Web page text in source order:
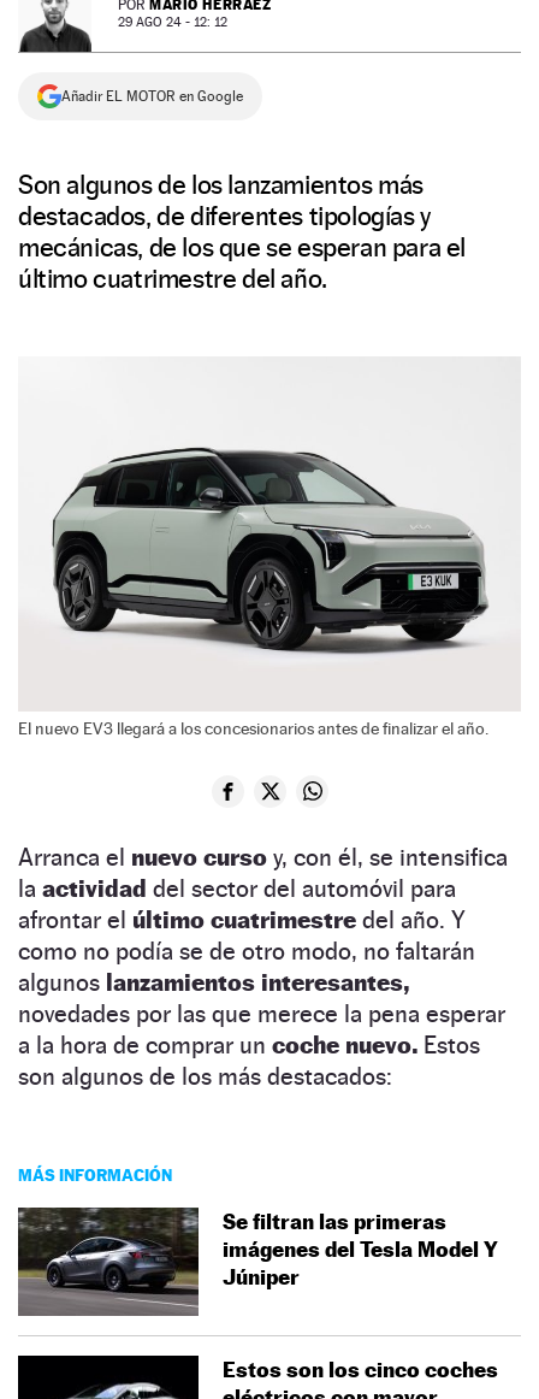
NEWSLETTER
SÍGUENOS
POR MARIO HERRÁEZ
29 AGO 24 - 12: 12
Añadir EL MOTOR en Google
Son algunos de los lanzamientos más
destacados, de diferentes tipologías y
mecánicas, de los que se esperan para el
último cuatrimestre del año.
El nuevo EV3 llegará a los concesionarios antes de finalizar el año.
Arranca el nuevo curso y, con él, se intensifica
la actividad del sector del automóvil para
afrontar el último cuatrimestre del año. Y
como no podía se de otro modo, no faltarán
algunos lanzamientos interesantes,
novedades por las que merece la pena esperar
a la hora de comprar un coche nuevo. Estos
son algunos de los más destacados:
MÁS INFORMACIÓN
Se filtran las primeras
imágenes del Tesla Model Y
Júniper
Estos son los cinco coches